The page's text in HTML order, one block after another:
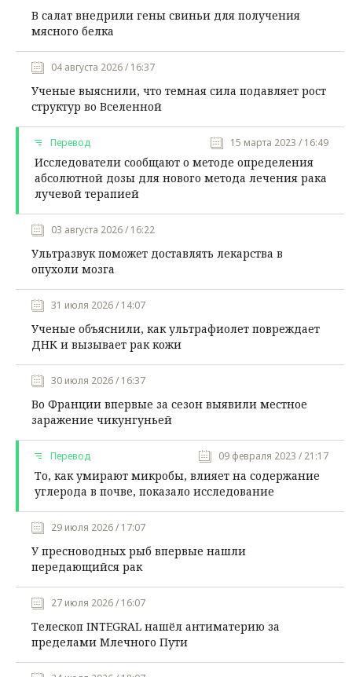
В салат внедрили гены свиньи для получения
мясного белка
04 августа 2026 / 16:37
Ученые выяснили, что темная сила подавляет рост
структур во Вселенной
Перевод 15 марта 2023 / 16:49
Исследователи сообщают о методе определения
абсолютной дозы для нового метода лечения рака
лучевой терапией
03 августа 2026 / 16:22
Ультразвук поможет доставлять лекарства в
опухоли мозга
31 июля 2026 / 14:07
Ученые объяснили, как ультрафиолет повреждает
ДНК и вызывает рак кожи
30 июля 2026 / 16:37
Во Франции впервые за сезон выявили местное
заражение чикунгуньей
Перевод 09 февраля 2023 / 21:17
То, как умирают микробы, влияет на содержание
углерода в почве, показало исследование
29 июля 2026 / 17:07
У пресноводных рыб впервые нашли
передающийся рак
27 июля 2026 / 16:07
Телескоп INTEGRAL нашёл антиматерию за
пределами Млечного Пути